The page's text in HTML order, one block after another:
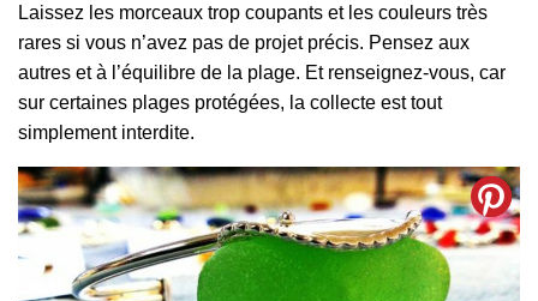
Laissez les morceaux trop coupants et les couleurs très
rares si vous n’avez pas de projet précis. Pensez aux
autres et à l’équilibre de la plage. Et renseignez-vous, car
sur certaines plages protégées, la collecte est tout
simplement interdite.